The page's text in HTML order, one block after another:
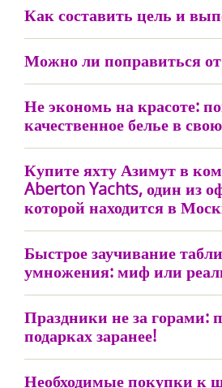
Как составить цель и
Можно ли поправиться
Не экономь на красоте:
качественное белье в
Купите яхту Азимут в
Aberton Yachts, один из
которой находится в
Быстрое заучивание
умножения: миф или
Праздники не за горами:
подарках заранее!
Необходимые покупки к